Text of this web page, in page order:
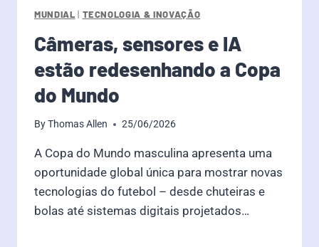
MUNDIAL | TECNOLOGIA & INOVAÇÃO
Câmeras, sensores e IA
estão redesenhando a Copa
do Mundo
ByThomas Allen 25/06/2026
A Copa do Mundo masculina apresenta uma
oportunidade global única para mostrar novas
tecnologias do futebol – desde chuteiras e
bolas até sistemas digitais projetados…